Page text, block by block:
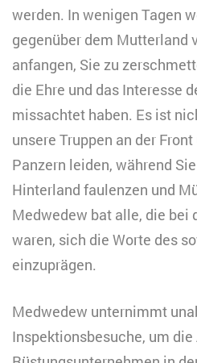
werden. In wenigen Tagen
gegenüber dem Mutterland
anfangen, Sie zu
die Ehre und das Interesse
missachtet haben. Es ist
unsere Truppen an der
Panzern leiden, während
Hinterland faulenzen und
Medwedew bat alle, die bei
waren, sich die Worte des
einzuprägen.
Medwedew unternimmt
Inspektionsbesuche, um